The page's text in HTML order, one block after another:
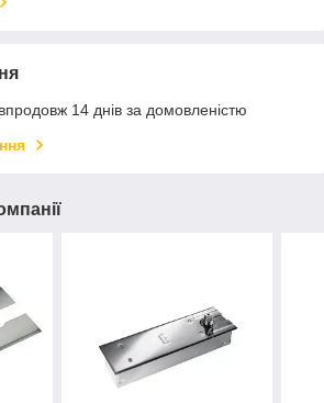
14 днів за домовленістю